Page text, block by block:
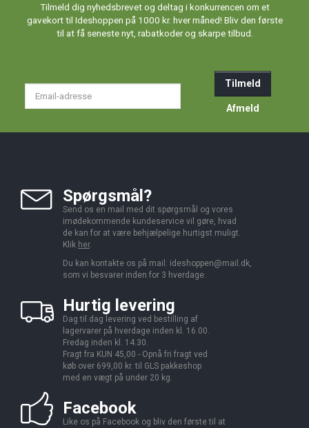
Tilmeld dig nyhedsbrevet og deltag i konkurrencen om et
gavekort til Ideshoppen på 1000 kr. hver måned! Bliv den første
til at få seneste nyt, rabatkoder og skarpe tilbud.
Tilmeld
Afmeld
Spørgsmål?
Send os en mail med dit spørgsmål og vores
imødekommende kundeservice vil gøre, hvad
de kan for at være behjælpelige hurtigst muligt.
Klik her.
Du kan kontakte os på mail: ideshoppen@mail.dk,
som vi besvarer inden for 3 hverdage.
Hurtig levering
Dag til dag levering ved bestilling af
lagervarer på hverdage inden kl. 16.00.
Fredag inden kl. 14.30.
Fragt fra KUN 45,00 - Opnå fri fragt ved
køb over 699,00 kr. til GLS pakkeshop
med en vægt på under 20 kg.
Facebook
Like os på Facebook og bliv den første til at